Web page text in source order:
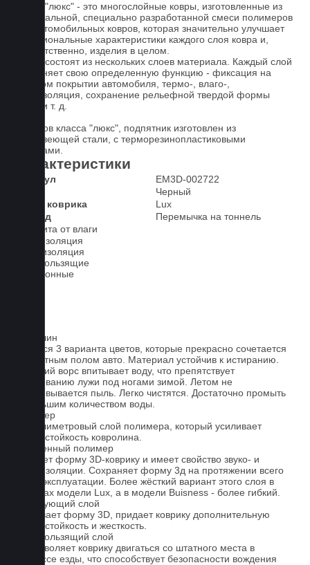
Ковры "люкс" - это многослойные ковры, изготовленные из
оригинальной, специально разработанной смеси полимеров
для автомобильных ковров, которая значительно улучшает
функциональные характеристики каждого слоя ковра и,
соответственно, изделия в целом.
Ковры состоят из нескольких слоев материала. Каждый слой
выполняет свою определенную функцию - фиксация на
штатном покрытии автомобиля, термо-, влаго-,
звукоизоляция, сохранение рельефной твердой формы
ковра и т. д.
У ковров класса "люкс", подпятник изготовлен из
нержавеющей стали, с терморезинопластиковыми
вставками.
Характеристики
Артикул
EM3D-002722
Черный
Класс коврика
Lux
2-й ряд
Перемычка на тоннель
Защита от влаги
Шумоизоляция
Теплоизоляция
Антискользящие
Всесезонные
Ковролин
Имеется 3 варианта цветов, которые прекрасно сочетается
со штатным полом авто. Материал устойчив к истиранию.
Короткий ворс впитывает воду, что препятствует
образованию лужи под ногами зимой. Летом не
образовывается пыль. Легко чистятся. Достаточно промыть
небольшим количеством воды.
Полимер
1-миллиметровый слой полимера, который усиливает
износостойкость ковролина.
Вспененный полимер
Придает форму 3D-коврику и имеет свойство звуко- и
теплоизоляции. Сохраняет форму 3д на протяжении всего
срока эксплуатации. Более жёсткий вариант этого слоя в
ковриках модели Lux, а в модели Buisness - более гибкий.
Армирующий слой
Усиливает форму 3D, придает коврику дополнительную
износостойкость и жесткость.
Антискользящий слой
Не позволяет коврику двигаться со штатного места в
процессе езды, что способствует безопасности вождения